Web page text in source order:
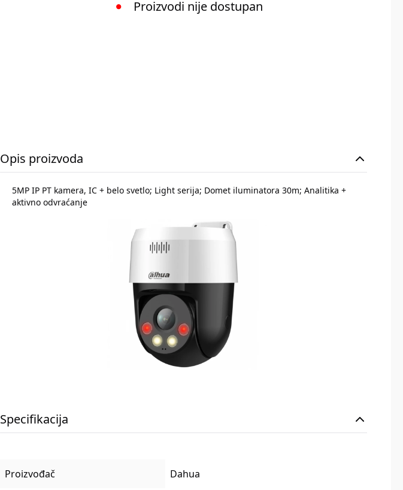
Proizvodi nije dostupan
Opis proizvoda
5MP IP PT kamera, IC + belo svetlo; Light serija; Domet iluminatora 30m; Analitika +
aktivno odvraćanje
Specifikacija
Proizvođač Dahua